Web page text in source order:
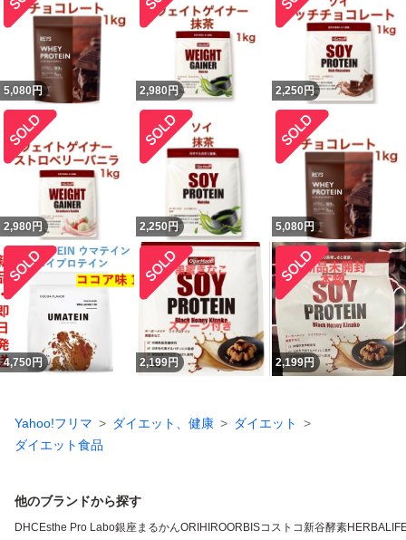
5,080 円 2,980 円 2,250 円
2,980 円 2,250 円 5,080 円
4,750円 2,199円 2,199円
Yahoo!フリマ ダイエット、健康
ダイエット
ダイエット食品
他のブランドから探す
DHC Esthe Pro Labo銀座まるかんORIHIROORBISコストコ新谷酵素